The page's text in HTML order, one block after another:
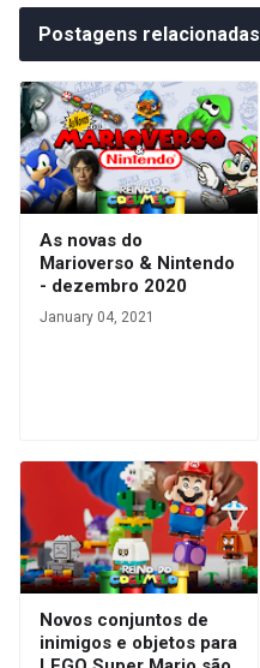
Postagens relacionadas
As novas do
Marioverso & Nintendo
- dezembro 2020
January 04, 2021
Novos conjuntos de
inimigos e objetos para